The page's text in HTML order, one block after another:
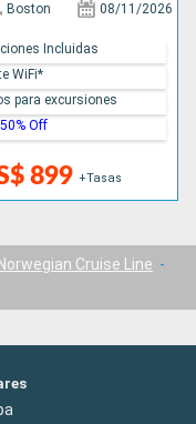
Boston 08/11/2026
899 +Tasas
Incluidas
WiFi*
para excursiones
Off
Norwegian Cruise Line